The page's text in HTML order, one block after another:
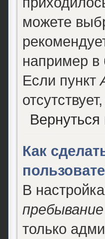
можете
например в
Если пункт
Вернуться
Как
В
только